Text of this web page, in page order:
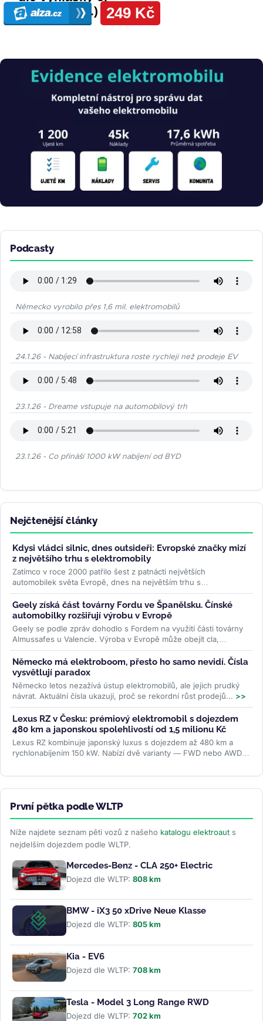
Obrázek
Podcasty
Německo vyrobilo přes 1,6 mil. elektromobilů
24.1.26 - Nabíjecí infrastruktura roste rychleji než prodeje EV
23.1.26 - Dreame vstupuje na automobilový trh
23.1.26 - Co přináší 1000 kW nabíjení od BYD
Nejčtenější články
Kdysi vládci silnic, dnes outsideři: Evropské značky mizí
z největšího trhu s elektromobily
Zatímco v roce 2000 patřilo šest z patnácti největších
automobilek světa Evropě, dnes na největším trhu s
elektromobily — v Číně —...>>
Geely získá část továrny Fordu ve Španělsku. Čínské
automobilky rozšiřují výrobu v Evropě
Geely se podle zpráv dohodlo s Fordem na využití části továrny
Almussafes u Valencie. Výroba v Evropě může obejít cla,
zachránit kapacity...>>
Německo má elektroboom, přesto ho samo nevidí. Čísla
vysvětlují paradox
Německo letos nezažívá ústup elektromobilů, ale jejich prudký
návrat. Aktuální čísla ukazují, proč se rekordní růst prodejů... >>
Lexus RZ v Česku: prémiový elektromobil s dojezdem
480 km a japonskou spolehlivostí od 1,5 milionu Kč
Lexus RZ kombinuje japonský luxus s dojezdem až 480 km a
rychlonabíjením 150 kW. Nabízí dvě varianty — FWD nebo AWD
První pětka podle WLTP
Níže najdete seznam pěti vozů z našeho katalogu elektroaut s
nejdelším dojezdem podle WLTP.
Mercedes-Benz - CLA 250+ Electric
Dojezd dle WLTP: 808 km
BMW - iX3 50 xDrive Neue Klasse
Dojezd dle WLTP: 805 km
Kia - EV6
Dojezd dle WLTP: 708 km
Tesla - Model 3 Long Range RWD
Dojezd dle WLTP: 702 km